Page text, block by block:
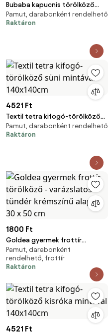
Bubaba kapucnis törölköző
fülekkel 110x75 cm- Lila nyuszi
Pamut, darabonként rendelhető
Raktáron
4521 Ft
Textil tetra kifogó-törölköző
süni mintával 140x140cm
Pamut, darabonként rendelhető
Raktáron
1800 Ft
Goldea gyermek frottír
törölköző - varázslatos tündér
krémszínű alapon 30 x 50 cm
Pamut, darabonként
rendelhető, frottír
Raktáron
4521 Ft